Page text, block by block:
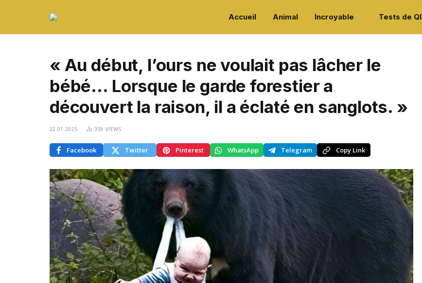
Accueil Animal Incroyable Tests de QI
« Au début, l’ours ne voulait pas lâcher le
bébé… Lorsque le garde forestier a
découvert la raison, il a éclaté en sanglots. »
22.01.2025 359 VIEWS
Facebook Twitter Pinterest WhatsApp Telegram Copy Link